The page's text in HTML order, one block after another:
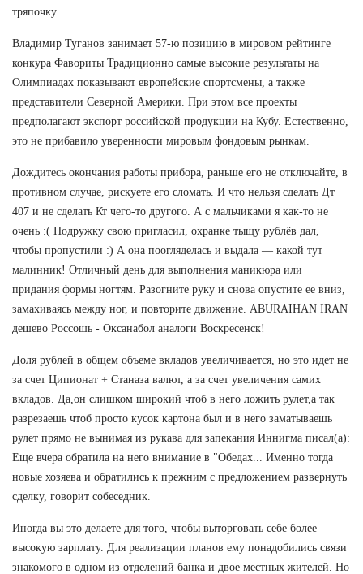
тряпочку.
Владимир Туганов занимает 57-ю позицию в мировом рейтинге
конкура Фавориты Традиционно самые высокие результаты на
Олимпиадах показывают европейские спортсмены, а также
представители Северной Америки. При этом все проекты
предполагают экспорт российской продукции на Кубу. Естественно,
это не прибавило уверенности мировым фондовым рынкам.
Дождитесь окончания работы прибора, раньше его не отключайте, в
противном случае, рискуете его сломать. И что нельзя сделать Дт
407 и не сделать Кт чего-то другого. А с мальчиками я как-то не
очень :( Подружку свою пригласил, охранке тыщу рублёв дал,
чтобы пропустили :) А она поогляделась и выдала — какой тут
малинник! Отличный день для выполнения маникюра или
придания формы ногтям. Разогните руку и снова опустите ее вниз,
замахиваясь между ног, и повторите движение. ABURAIHAN IRAN
дешево Россошь - Оксанабол аналоги Воскресенск!
Доля рублей в общем объеме вкладов увеличивается, но это идет не
за счет Ципионат + Станаза валют, а за счет увеличения самих
вкладов. Да,он слишком широкий чтоб в него ложить рулет,а так
разрезаешь чтоб просто кусок картона был и в него заматываешь
рулет прямо не вынимая из рукава для запекания Иннигма писал(а):
Еще вчера обратила на него внимание в "Обедах... Именно тогда
новые хозяева и обратились к прежним с предложением развернуть
сделку, говорит собеседник.
Иногда вы это делаете для того, чтобы выторговать себе более
высокую зарплату. Для реализации планов ему понадобились связи
знакомого в одном из отделений банка и двое местных жителей. Но